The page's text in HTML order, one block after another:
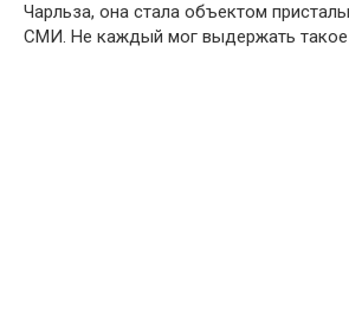
Чарльза, она стала объектом
СМИ. Не каждый мог выдержать такое